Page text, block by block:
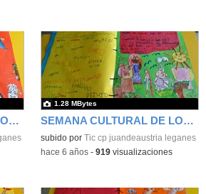
SEMANA CULTURAL DE LOS CUENTOS 42 SEMANA CULTURAL DE LOS CUENTOS 43
subido por Tic cp juandeaustria leganes
1.28 MBytes
-hace 6 años- 919visualizaciones